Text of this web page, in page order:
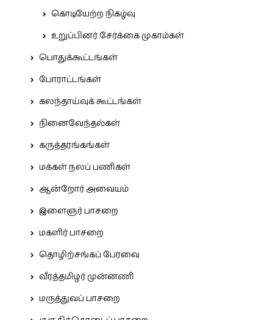
கொடியேற்ற நிகழ்வு
உறுப்பினர் சேர்க்கை முகாம்கள்
பொதுக்கூட்டங்கள்
போராட்டங்கள்
கலந்தாய்வுக் கூட்டங்கள்
நினைவேந்தல்கள்
கருத்தரங்கங்கள்
மக்கள் நலப் பணிகள்
ஆன்றோர் அவையம்
இளைஞர் பாசறை
மகளிர் பாசறை
தொழிற்சங்கப் பேரவை
வீரத்தமிழர் முன்னணி
மருத்துவப் பாசறை